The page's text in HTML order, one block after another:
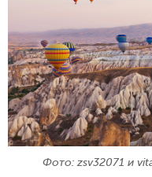
Фото: zsv32071 и